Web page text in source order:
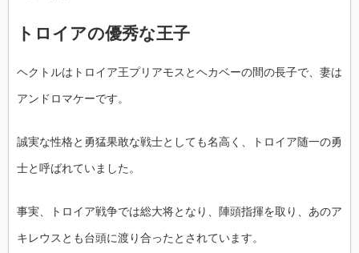
トロイアの優秀な王子
ヘクトルはトロイア王プリアモスとヘカベーの間の長子で、妻は
アンドロマケーです。
誠実な性格と勇猛果敢な戦士としても名高く、トロイア随一の勇
士と呼ばれていました。
事実、トロイア戦争では総大将となり、陣頭指揮を取り、あのア
キレウスとも台頭に渡り合ったとされています。